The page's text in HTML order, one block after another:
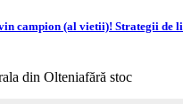
campion (al vietii)! Strategii de
fără stoc